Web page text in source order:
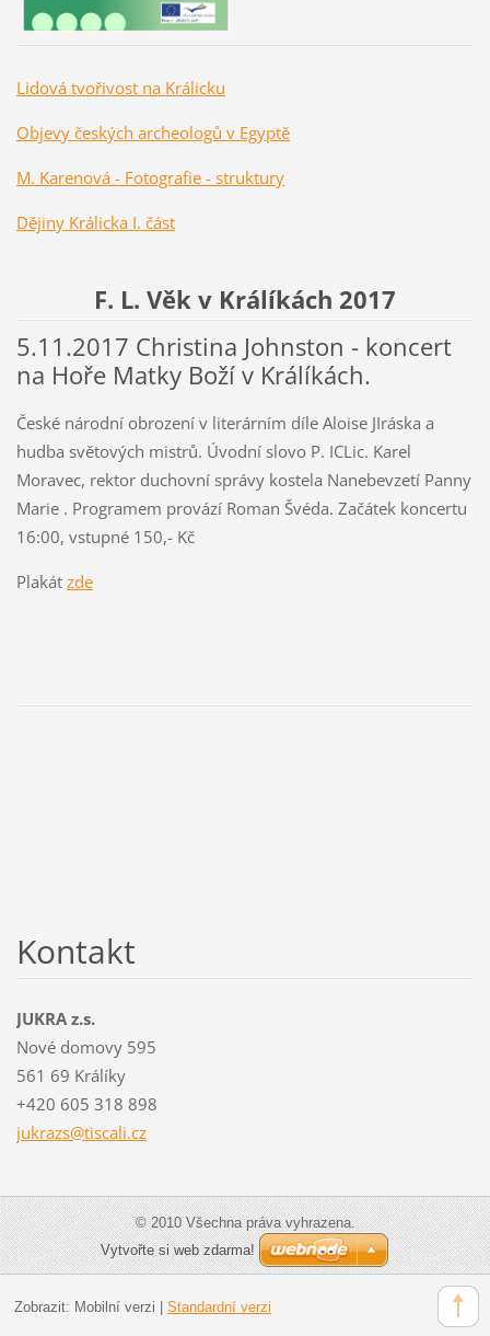
Lidová tvořivost na Králicku
Objevy českých archeologů v Egyptě
M. Karenová - Fotografie - struktury
Dějiny Králicka I. část
F. L. Věk v Králíkách 2017
5.11.2017 Christina Johnston - koncert
na Hoře Matky Boží v Králíkách.
České národní obrození v literárním díle Aloise JIráska a
hudba světových mistrů. Úvodní slovo P. ICLic. Karel
Moravec, rektor duchovní správy kostela Nanebevzetí Panny
Marie . Programem provází Roman Švéda. Začátek koncertu
16:00, vstupné 150,- Kč
Plakát zde
Kontakt
JUKRA z.s.
Nové domovy 595
561 69 Králíky
+420 605 318 898
jukrazs@tiscali.cz
© 2010 Všechna práva vyhrazena.
Vytvořte si web zdarma!
Zobrazit: Mobilní verzi Standardní verzi